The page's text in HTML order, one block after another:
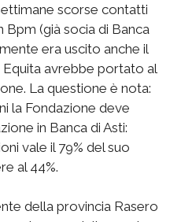
scorse contatti
(già socia di Banca
era uscito anche il
avrebbe portato al
La questione è nota:
la Fondazione deve
in Banca di Asti:
vale il 79% del suo
al 44%.
della provincia Rasero